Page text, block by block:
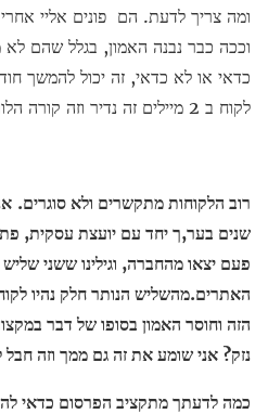
ומה צריך לדעת. הם פונים אליי
וככה כבר נבנה האמון, בגלל שהם לא
כדאי או לא כדאי, זה יכול להמשך
לקוח ב 2 מיילים זה נדיר וזה קורה הלוואי ויקרה יותר".
רוב הלקוחות מתקשרים ולא סוגרים.
שנים בער,ך יחד עם יועצת עסקית,
פעם יצאו מהחברה, וגילינו ששני
האתרים.מהשליש הנותר חלק נהיו
הזה וחוסר האמון בסופו של דבר
נזק? אני שומע את זה גם ממך וזה חבל
כמה לדעתך מתקציב הפרסום כדאי